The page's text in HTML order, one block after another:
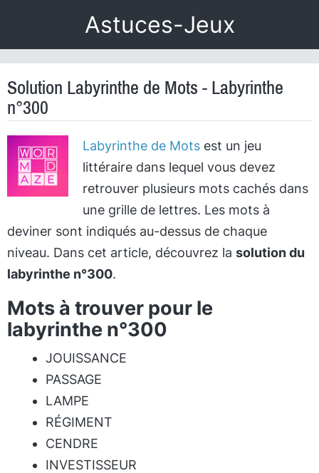
Astuces-Jeux
Solution Labyrinthe de Mots - Labyrinthe
n°300
Labyrinthe de Motsest un jeu
littéraire dans lequel vous devez
retrouver plusieurs mots cachés dans
une grille de lettres. Les mots à
deviner sont indiqués au-dessus de chaque
niveau. Dans cet article, découvrez la solution du
labyrinthe n°300.
Mots à trouver pour le
labyrinthe n°300
JOUISSANCE
PASSAGE
LAMPE
RÉGIMENT
CENDRE
INVESTISSEUR